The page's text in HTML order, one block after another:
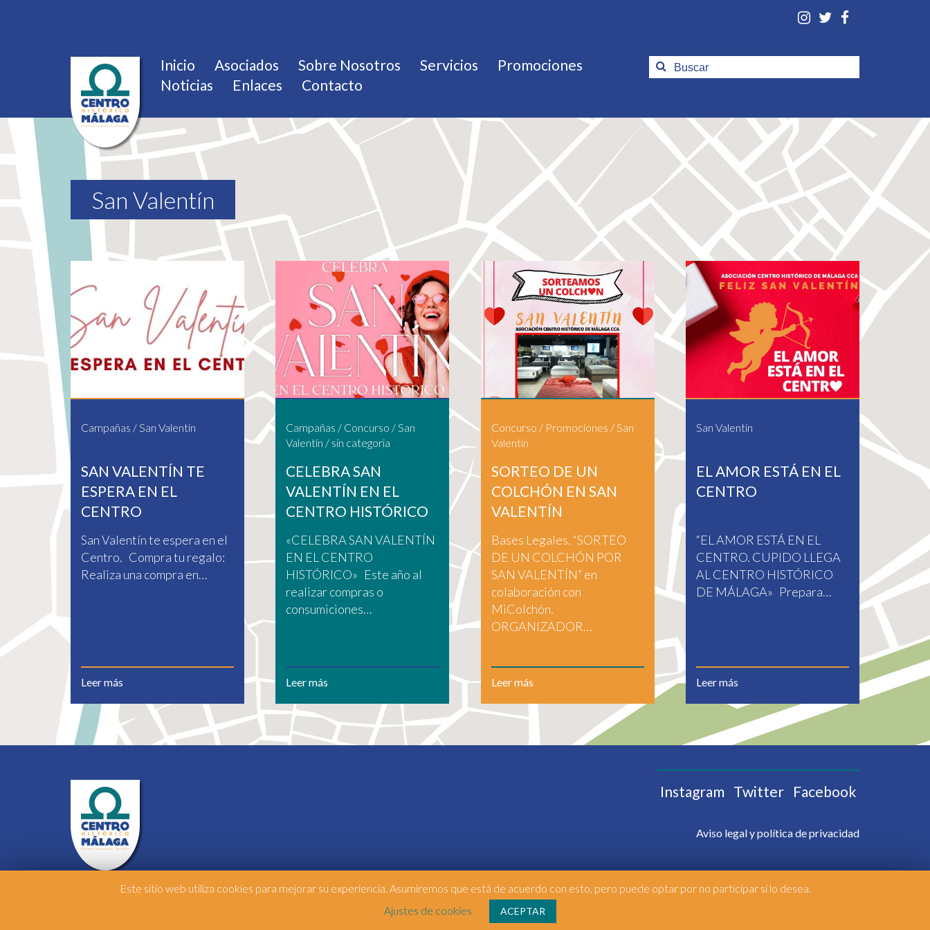
Inicio Asociados Sobre Nosotros Servicios
Promociones
Noticias
Enlaces Contacto
San Valentín
Campañas /San Valentín
SAN VALENTÍN TE
ESPERA EN EL
CENTRO
San Valentín te espera en el
Centro. Compra tu regalo:
Realiza una compra en…
Leer más
Campañas / Concurso /San
Valentín / sin categoria
CELEBRA SAN
VALENTÍN EN EL
CENTRO HISTÓRICO
«CELEBRA SAN VALENTÍN
EN EL CENTRO
HISTÓRICO» Este año al
realizar compras o
consumiciones…
Leer más
Concurso / Promociones /San
Valentín
SORTEO DE UN
COLCHÓN EN SAN
VALENTÍN
Bases Legales. “SORTEO
DE UN COLCHÓN POR
SAN VALENTÍN” en
colaboración con
MiColchón.
ORGANIZADOR…
Leer más
San Valentín
EL AMOR ESTÁ EN EL
CENTRO
“EL AMOR ESTÁ EN EL
CENTRO. CUPIDO LLEGA
AL CENTRO HISTÓRICO
DE MÁLAGA» Prepara…
Leer más
. Todos los
Instagram Twitter Facebook
Aviso legal y política de privacidad
Este sitio web utiliza cookies para mejorar su experiencia. Asumiremos que está de acuerdo con esto, pero puede optar por no participar si lo desea.
Ajustes de cookies
ACEPTAR